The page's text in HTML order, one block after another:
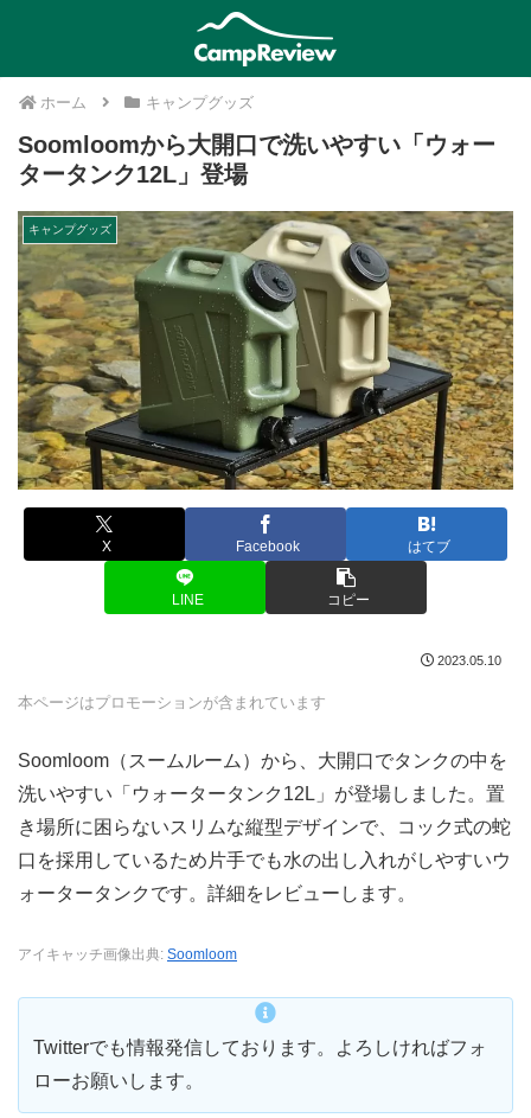
ホーム キャンプグッズ
Soomloomから大開口で洗いやすい「ウォー
タータンク12L」登場
キャンプグッズ
X Facebook はてブ
LINE コピー
2023.05.10
本ページはプロモーションが含まれています
Soomloom（スームルーム）から、大開口でタンクの中を
洗いやすい「ウォータータンク12L」が登場しました。置
き場所に困らないスリムな縦型デザインで、コック式の蛇
口を採用しているため片手でも水の出し入れがしやすいウ
ォータータンクです。詳細をレビューします。
アイキャッチ画像出典: Soomloom
Twitterでも情報発信しております。よろしければフォ
ローお願いします。